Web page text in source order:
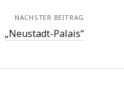
NÄCHSTER BEITRAG
„Neustadt-Palais“